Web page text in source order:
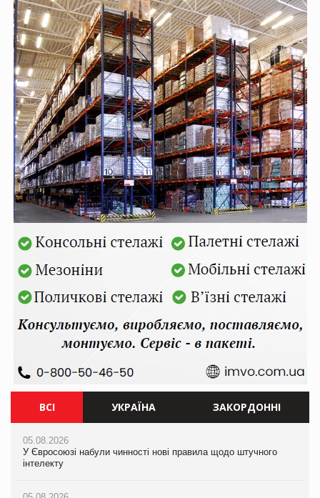
ВСІ УКРАЇНА ЗАКОРДОННІ
05.08.2026
У Євросоюзі набули чинності нові правила щодо штучного
інтелекту
05.08.2026
Мережа супермаркетів VARUS купує мережу магазинів
формату convenience store КОЛО: об’єднана компанія
05.08.2026
У Євросоюзі набули чинності нові правила щодо штучного
інтелекту